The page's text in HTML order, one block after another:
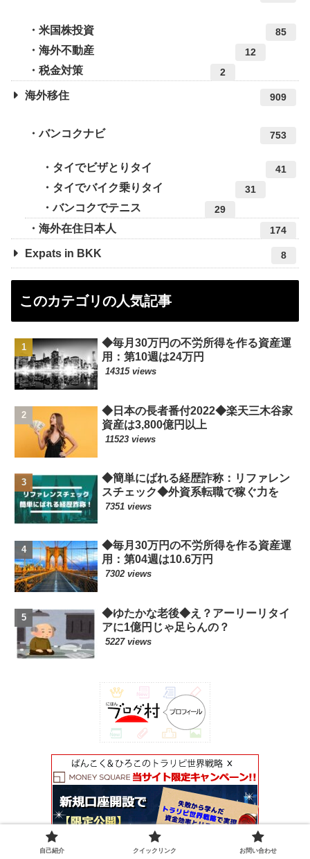
米国株投資 85
海外不動産 12
税金対策 2
海外移住 909
バンコクナビ 753
タイでビザとりタイ 41
タイでバイク乗りタイ 31
バンコクでテニス 29
海外在住日本人 174
Expats in BKK 8
このカテゴリの人気記事
◆毎月30万円の不労所得を作る資産運
用：第10週は24万円
14315 views
◆日本の長者番付2022◆楽天三木谷家
資産は3,800億円以上
11523 views
◆簡単にばれる経歴詐称：リファレン
スチェック◆外資系転職で稼ぐ力を
7351 views
◆毎月30万円の不労所得を作る資産運
用：第04週は10.6万円
7302 views
◆ゆたかな老後◆え？アーリーリタイ
アに1億円じゃ足らんの？
5227 views
自己紹介 クイックリンク お問い合わせ